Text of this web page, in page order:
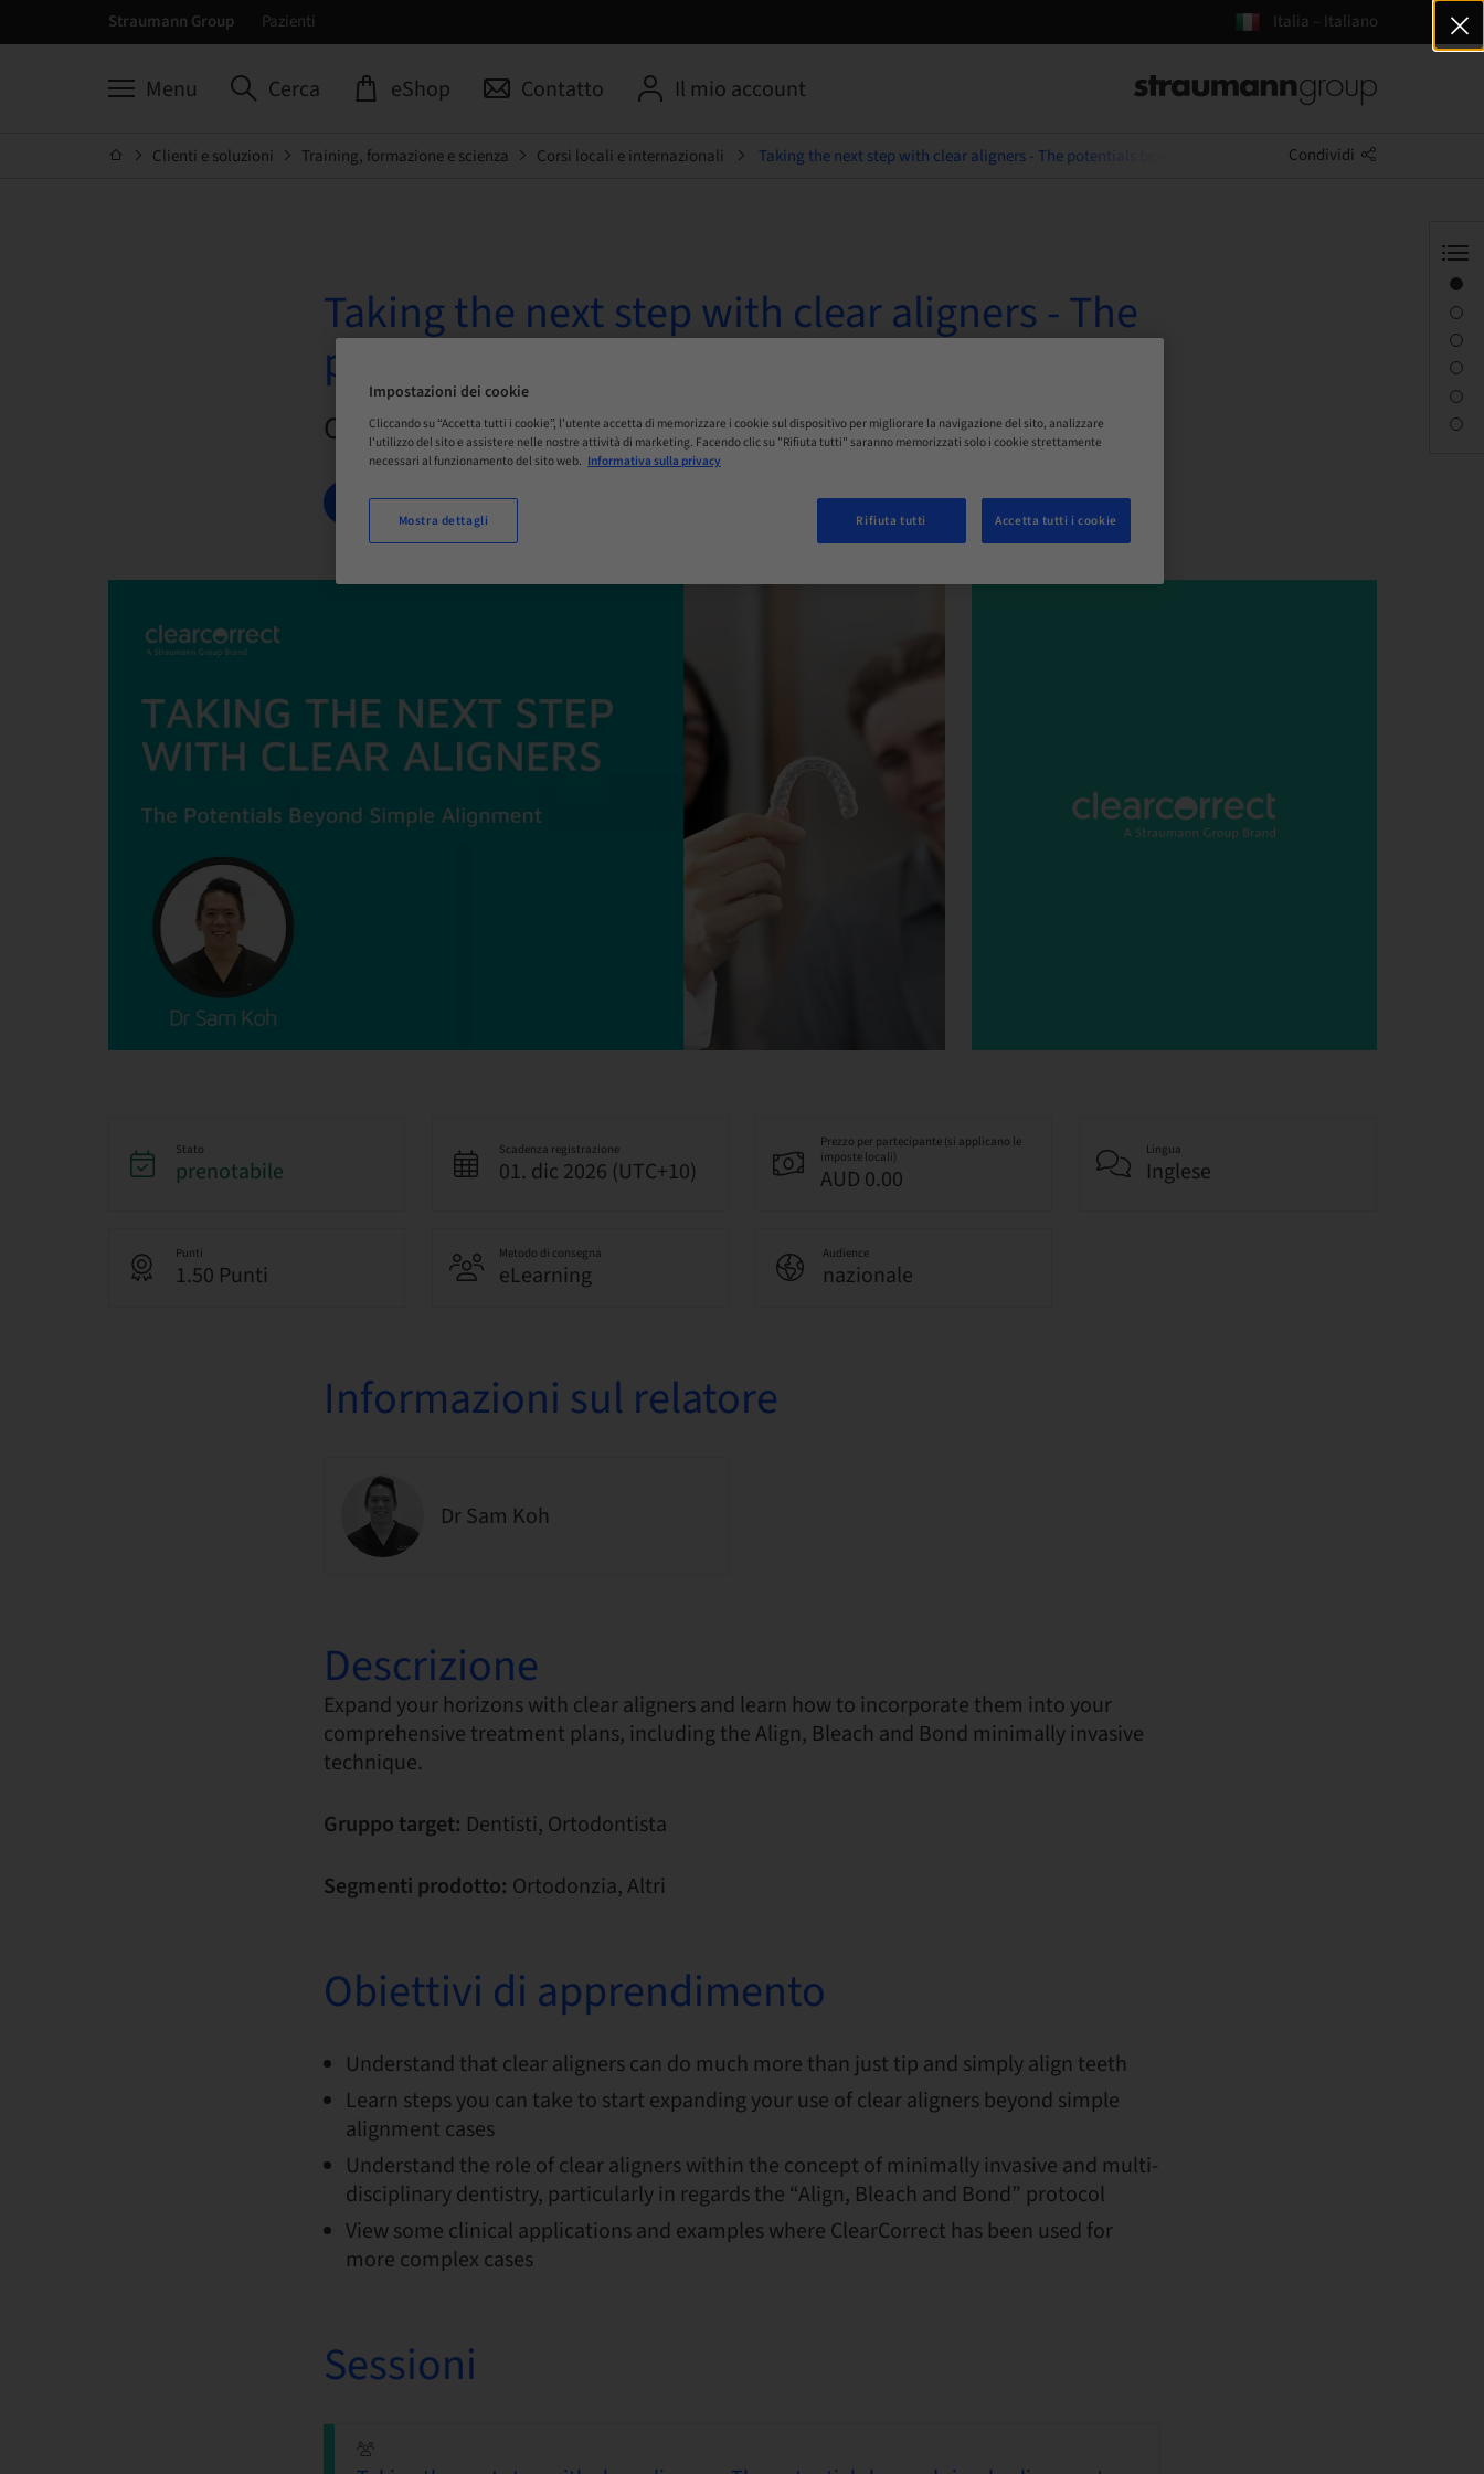
Straumann Group Pazienti Italia – Italiano
Menu Cerca eShop Contatto Il mio account
Clienti e soluzioni Training, formazione e scienza Corsi locali e internazionali Taking the next step with clear aligners - The potentials beyond simple alignmentCondividi
Taking the next step with clear aligners - The
potentials beyond simple alignment
On demand | Online
PRENOTA ORA
Stato
prenotabile
Scadenza registrazione
01. dic 2026 (UTC+10)
Prezzo per partecipante (si applicano le
imposte locali)
AUD 0.00
Lingua
Inglese
Punti
1.50 Punti
Metodo di consegna
eLearning
Audience
nazionale
Informazioni sul relatore
Dr Sam Koh
Descrizione
Expand your horizons with clear aligners and learn how to incorporate them into your
comprehensive treatment plans, including the Align, Bleach and Bond minimally invasive
technique.
Gruppo target: Dentisti, Ortodontista
Segmenti prodotto: Ortodonzia, Altri
Obiettivi di apprendimento
Understand that clear aligners can do much more than just tip and simply align teeth
Learn steps you can take to start expanding your use of clear aligners beyond simple
alignment cases
Understand the role of clear aligners within the concept of minimally invasive and multi-
disciplinary dentistry, particularly in regards the “Align, Bleach and Bond” protocol
View some clinical applications and examples where ClearCorrect has been used for
more complex cases
Sessioni
Impostazioni dei cookie
Cliccando su “Accetta tutti i cookie”, l'utente accetta di memorizzare i cookie sul dispositivo per migliorare la navigazione del sito, analizzare
l'utilizzo del sito e assistere nelle nostre attività di marketing. Facendo clic su "Rifiuta tutti" saranno memorizzati solo i cookie strettamente
necessari al funzionamento del sito web. Informativa sulla privacy
Rifiuta tutti Accetta tutti i cookie
Mostra dettagli